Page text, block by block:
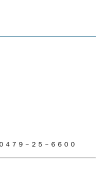
７９－２５－６６００